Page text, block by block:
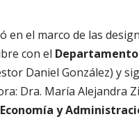
en el marco de las
con el Departamento
Daniel González) y
Dra. María Alejandra
y